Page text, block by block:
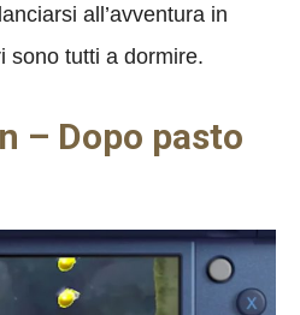
all’avventura in
sono tutti a dormire.
– Dopo pasto